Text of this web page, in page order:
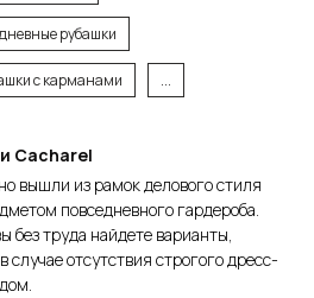
рубашки
с карманами ...
Cacharel
вышли из рамок делового стиля
повседневного гардероба.
без труда найдете варианты,
отсутствия строгого дресс-